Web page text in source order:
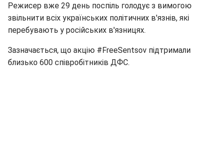
Режисер вже 29 день поспіль голодує з вимогою
звільнити всіх українських політичних в'язнів, які
перебувають у російських в'язницях.
Зазначається, що акцію #FreeSentsov підтримали
близько 600 співробітників ДФС.